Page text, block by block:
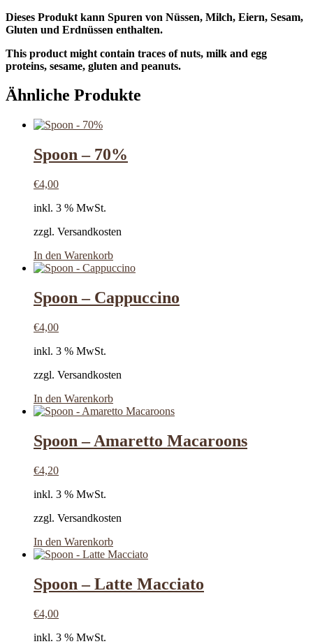
Dieses Produkt kann Spuren von Nüssen, Milch, Eiern, Sesam,
Gluten und Erdnüssen enthalten.
This product might contain traces of nuts, milk and egg
proteins, sesame, gluten and peanuts.
Ähnliche Produkte
Spoon – 70%
€4,00
inkl. 3 % MwSt.
zzgl. Versandkosten
In den Warenkorb
Spoon – Cappuccino
€4,00
inkl. 3 % MwSt.
zzgl. Versandkosten
In den Warenkorb
Spoon – Amaretto Macaroons
€4,20
inkl. 3 % MwSt.
zzgl. Versandkosten
In den Warenkorb
Spoon – Latte Macciato
€4,00
inkl. 3 % MwSt.